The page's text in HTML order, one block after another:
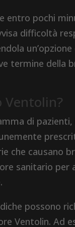
entro pochi
difficoltà
termine della
Ventolin?
di
che causano
sanitario per
possono
Ventolin. Ad